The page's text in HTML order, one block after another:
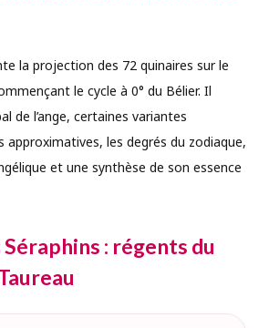
la projection des 72 quinaires sur le
le cycle à 0° du Bélier. Il
de l’ange, certaines variantes
approximatives, les degrés du zodiaque,
et une synthèse de son essence
: régents du